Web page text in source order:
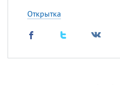
Открытка